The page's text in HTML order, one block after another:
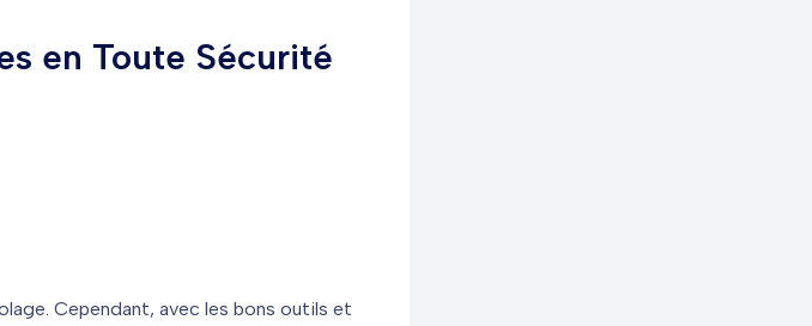
en Toute Sécurité
Cependant, avec les bons outils et